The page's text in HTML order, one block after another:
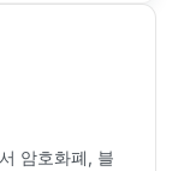
암호화폐, 블